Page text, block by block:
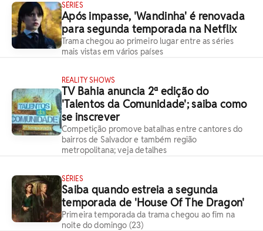
SÉRIES
Após impasse, 'Wandinha' é renovada
para segunda temporada na Netflix
Trama chegou ao primeiro lugar entre as séries
mais vistas em vários países
REALITY SHOWS
TV Bahia anuncia 2ª edição do
'Talentos da Comunidade'; saiba como
se inscrever
Competição promove batalhas entre cantores do
bairros de Salvador e também região
metropolitana; veja detalhes
SÉRIES
Saiba quando estreia a segunda
temporada de 'House Of The Dragon'
Primeira temporada da trama chegou ao fim na
noite do domingo (23)